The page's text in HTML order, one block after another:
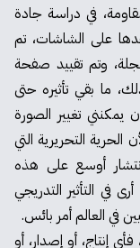
في دراسة جادة
على الشاشات، تم
وتم تقييد صفحة
ما بقي تأثيره حتى
تغيير الصورة
التحريرية التي
أوسع على هذه
في التأثير التدريجي
في العالم أمر بائس.
إنتاج، أو إصدار، أو